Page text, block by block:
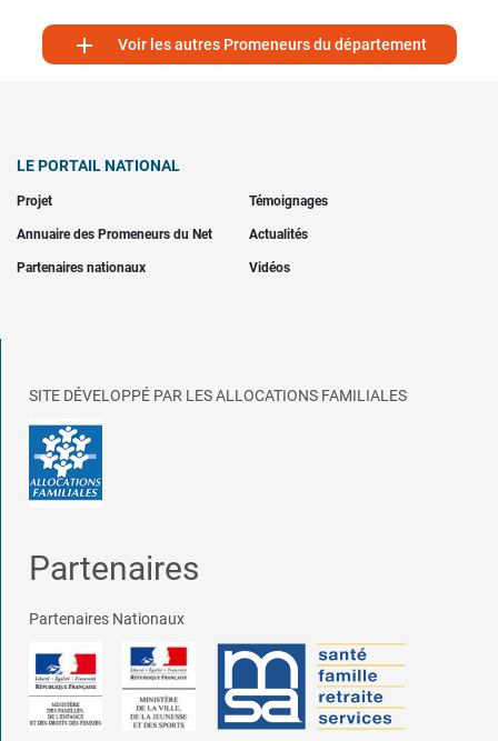
 Voir les autres Promeneurs du département
LE PORTAIL NATIONAL
Projet Témoignages
Annuaire des Promeneurs du Net Actualités
Partenaires nationaux Vidéos
SITE DÉVELOPPÉ PAR LES ALLOCATIONS FAMILIALES
Partenaires
Partenaires Nationaux